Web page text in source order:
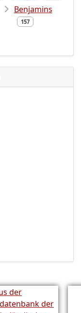
Benjamins
157